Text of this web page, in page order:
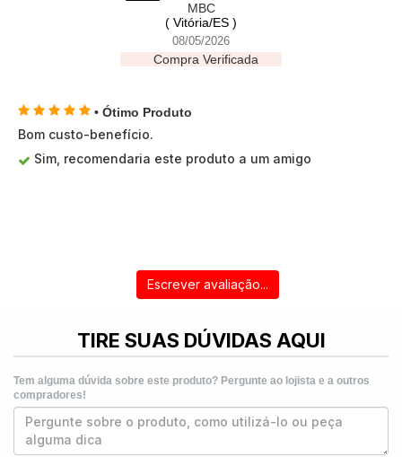
MBC
( Vitória/ES )
08/05/2026
Compra Verificada
• Ótimo Produto
Bom custo-benefício.
Sim, recomendaria este produto a um amigo
Escrever avaliação...
TIRE SUAS DÚVIDAS AQUI
Tem alguma dúvida sobre este produto? Pergunte ao lojista e a outros
compradores!